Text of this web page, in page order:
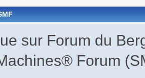
sur Forum du
Forum